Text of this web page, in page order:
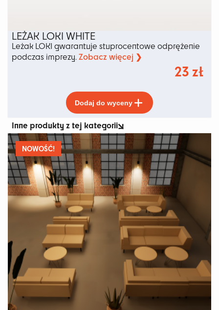
LEŻAK LOKI WHITE
Leżak LOKI gwarantuje stuprocentowe odprężenie
podczas imprezy. Zobacz więcej ❯
23 zł
Dodaj do wyceny
produkt
ma
wiele
wariantów.
Opcje
można
wybrać
na
stronie
produktu
Inne produkty z tej kategorii
NOWOŚĆ!